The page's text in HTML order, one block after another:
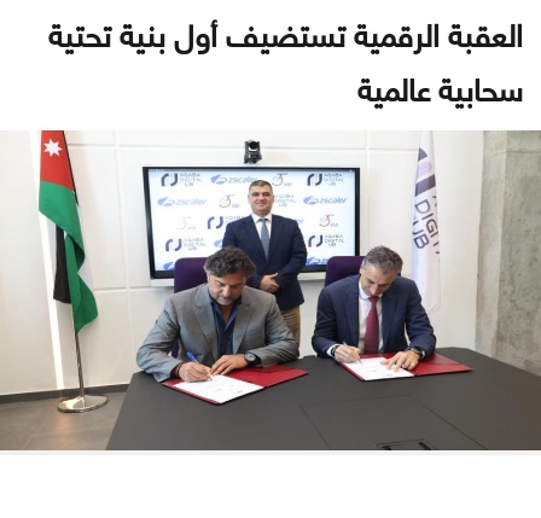
العقبة الرقمية تستضيف أول بنية تحتية
سحابية عالمية